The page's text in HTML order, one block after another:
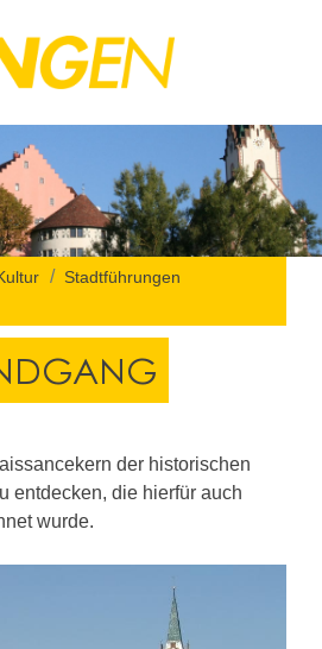
Stadtführungen
der historischen
entdecken, die hierfür auch
wurde.